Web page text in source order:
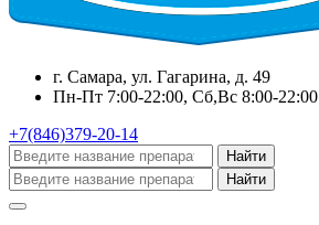
г. Самара, ул. Гагарина, д. 49
Пн-Пт 7:00-22:00, Сб,Вс 8:00-22:00
+7(846)379-20-14
Найти
Найти